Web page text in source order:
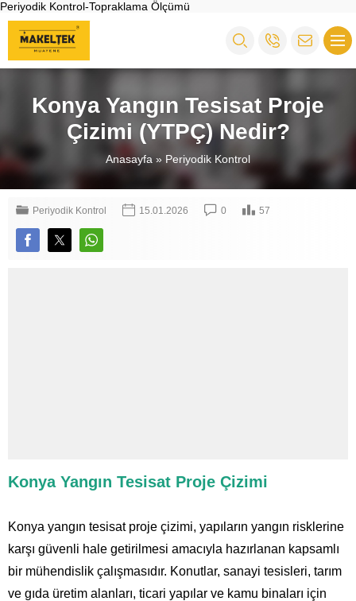
Periyodik Kontrol-Topraklama Ölçümü
Konya Yangın Tesisat Proje
Çizimi (YTPÇ) Nedir?
Anasayfa » Periyodik Kontrol
Periyodik Kontrol 15.01.2026 0 57
Konya Yangın Tesisat Proje Çizimi
Konya yangın tesisat proje çizimi, yapıların yangın risklerine
karşı güvenli hale getirilmesi amacıyla hazırlanan kapsamlı
bir mühendislik çalışmasıdır. Konutlar, sanayi tesisleri, tarım
ve gıda üretim alanları, ticari yapılar ve kamu binaları için